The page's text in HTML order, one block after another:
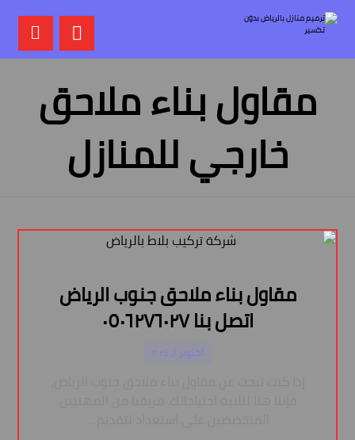
مقاول بناء ملاحق
خارجي للمنازل
مقاول بناء ملاحق جنوب الرياض
اتصل بنا ٠٥٠٦٢٧٦٠٢٧
أكتوبر ١, ٢٠٢٤